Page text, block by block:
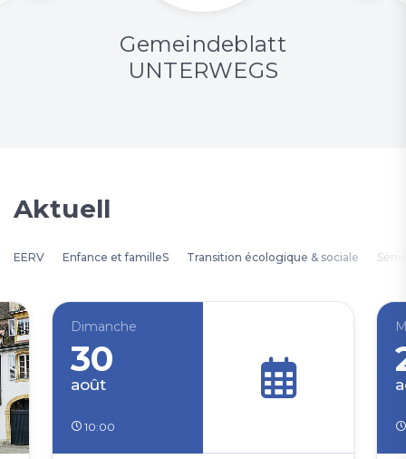
Gemeindeblatt
UNTERWEGS
Aktuell
EERV Enfance et familleS Transition écologique & sociale
Dimanche
30
août
10:00